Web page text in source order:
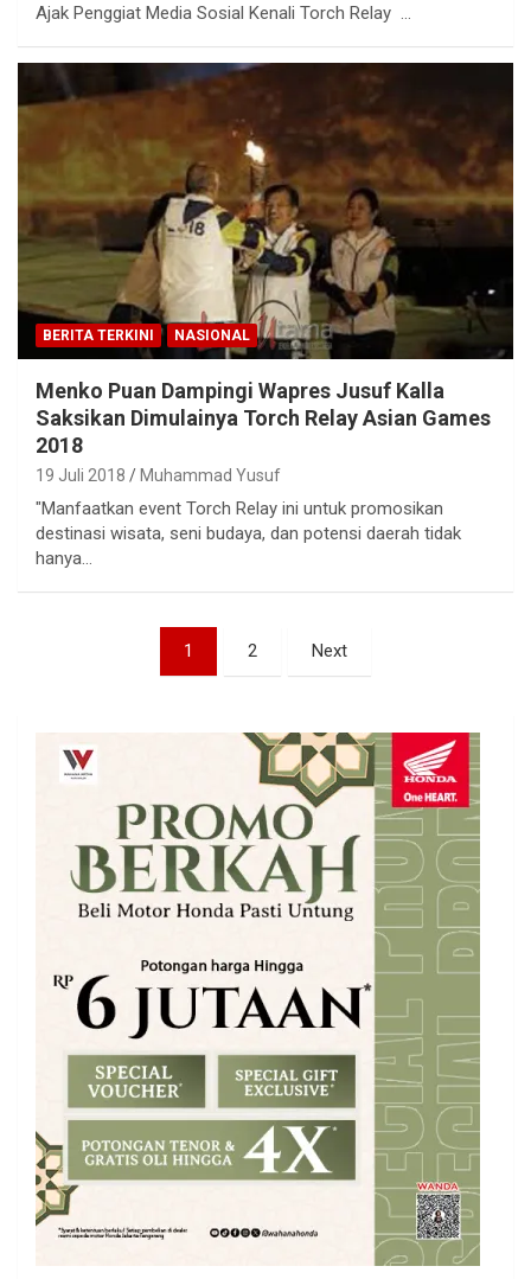
Ajak Penggiat Media Sosial Kenali Torch Relay …
BERITA TERKINI NASIONAL
Menko Puan Dampingi Wapres Jusuf Kalla
Saksikan Dimulainya Torch Relay Asian Games
2018
19 Juli 2018 Muhammad Yusuf
"Manfaatkan event Torch Relay ini untuk promosikan
destinasi wisata, seni budaya, dan potensi daerah tidak
hanya…
1 2 Next